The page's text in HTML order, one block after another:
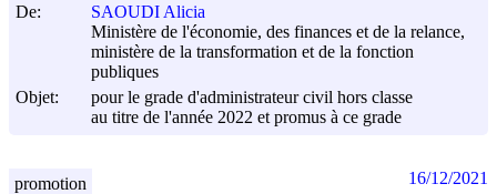
De:
SAOUDI Alicia
Ministère de l'économie, des finances et de la relance,
ministère de la transformation et de la fonction
publiques
Objet:
pour le grade d'administrateur civil hors classe
au titre de l'année 2022 et promus à ce grade
promotion 16/12/2021